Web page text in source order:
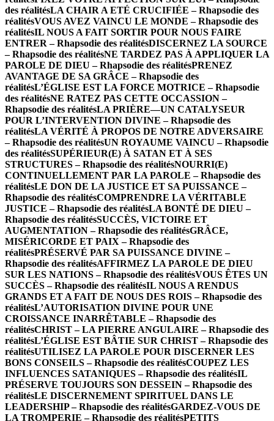
des réalitésLA CHAIR A ETÉ CRUCIFIÉE – Rhapsodie des
réalitésVOUS AVEZ VAINCU LE MONDE – Rhapsodie des
réalitésIL NOUS A FAIT SORTIR POUR NOUS FAIRE
ENTRER – Rhapsodie des réalitésDISCERNEZ LA SOURCE
– Rhapsodie des réalitésNE TARDEZ PAS À APPLIQUER LA
PAROLE DE DIEU – Rhapsodie des réalitésPRENEZ
AVANTAGE DE SA GRÂCE – Rhapsodie des
réalitésL’ÉGLISE EST LA FORCE MOTRICE – Rhapsodie
des réalitésNE RATEZ PAS CETTE OCCASSION –
Rhapsodie des réalitésLA PRIÈRE—UN CATALYSEUR
POUR L’INTERVENTION DIVINE – Rhapsodie des
réalitésLA VÉRITÉ À PROPOS DE NOTRE ADVERSAIRE
– Rhapsodie des réalitésUN ROYAUME VAINCU – Rhapsodie
des réalitésSUPÉRIEUR(E) À SATAN ET À SES
STRUCTURES – Rhapsodie des réalitésNOURRI(E)
CONTINUELLEMENT PAR LA PAROLE – Rhapsodie des
réalitésLE DON DE LA JUSTICE ET SA PUISSANCE –
Rhapsodie des réalitésCOMPRENDRE LA VÉRITABLE
JUSTICE – Rhapsodie des réalitésLA BONTÉ DE DIEU –
Rhapsodie des réalitésSUCCÈS, VICTOIRE ET
AUGMENTATION – Rhapsodie des réalitésGRÂCE,
MISÉRICORDE ET PAIX – Rhapsodie des
réalitésPRÉSERVÉ PAR SA PUISSANCE DIVINE –
Rhapsodie des réalitésAFFIRMEZ LA PAROLE DE DIEU
SUR LES NATIONS – Rhapsodie des réalitésVOUS ÊTES UN
SUCCÈS – Rhapsodie des réalitésIL NOUS A RENDUS
GRANDS ET A FAIT DE NOUS DES ROIS – Rhapsodie des
réalitésL’AUTORISATION DIVINE POUR UNE
CROISSANCE INARRÊTABLE – Rhapsodie des
réalitésCHRIST – LA PIERRE ANGULAIRE – Rhapsodie des
réalitésL’ÉGLISE EST BÂTIE SUR CHRIST – Rhapsodie des
réalitésUTILISEZ LA PAROLE POUR DISCERNER LES
BONS CONSEILS – Rhapsodie des réalitésCOUPEZ LES
INFLUENCES SATANIQUES – Rhapsodie des réalitésIL
PRÉSERVE TOUJOURS SON DESSEIN – Rhapsodie des
réalitésLE DISCERNEMENT SPIRITUEL DANS LE
LEADERSHIP – Rhapsodie des réalitésGARDEZ-VOUS DE
LA TROMPERIE – Rhapsodie des réalitésPETITS